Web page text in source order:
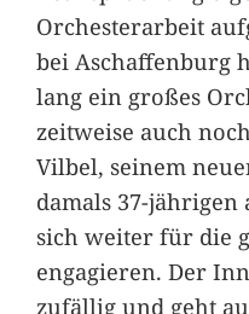
Orchesterarbeit
bei Aschaffenburg
lang ein großes
zeitweise auch
Vilbel, seinem
damals 37-
sich weiter für die
engagieren. Der
zufällig und geht